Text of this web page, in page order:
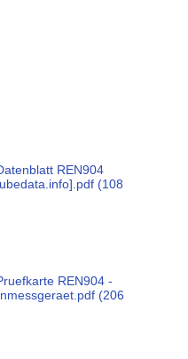
REN904
(108
REN904 -
(206